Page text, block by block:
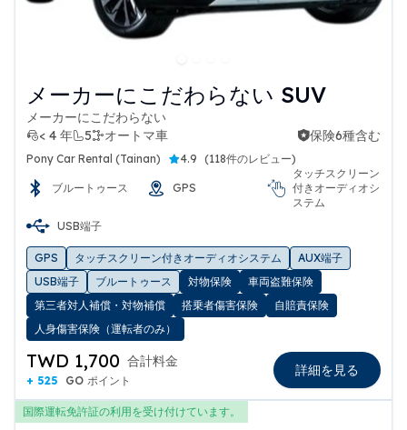
メーカーにこだわらない SUV
メーカーにこだわらない
< 4 年
5 オートマ車
保険6種含む 保険6種含む
Pony Car Rental (Tainan) 4.9 (118件のレビュー)
ブルートゥース GPS
タッチスクリーン
付きオーディオシ
ステム
USB端子
GPS タッチスクリーン付きオーディオシステム
AUX端子
USB端子
ブルートゥース 対物保険
車両盗難保険
第三者対人補償・対物補償
搭乗者傷害保険
自賠責保険
人身傷害保険（運転者のみ）
TWD 1,700 合計料金
+ 525 GO ポイント
詳細を見る
国際運転免許証の利用を受け付けています。